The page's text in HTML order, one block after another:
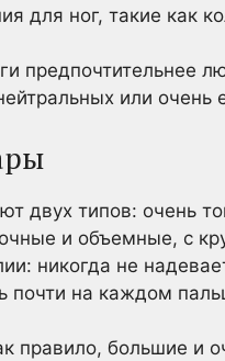
для ног, такие как
предпочтительнее
или очень
двух типов: очень
и объемные, с
никогда не
почти на каждом
правило, большие и